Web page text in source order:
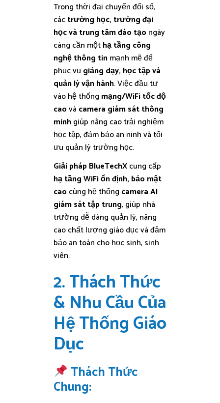
Trong thời đại chuyển đổi số,
cáctrường học, trường đại
học và trung tâm đào tạo ngày
càng cần mộthạ tầng công
nghệ thông tinmạnh mẽ để
phục vụ giảng dạy, học tập và
quản lý vận hành. Việc đầu tư
vào hệ thống mạng/WiFi tốc độ
caovà camera giám sát thông
minhgiúp nâng cao trải nghiệm
học tập, đảm bảo an ninh và tối
ưu quản lý trường học.
Giải pháp BlueTechXcung cấp
hạ tầng WiFi ổn định, bảo mật
cao cùng hệ thống camera AI
giám sát tập trung, giúp nhà
trường dễ dàng quản lý, nâng
cao chất lượng giáo dục và đảm
bảo an toàn cho học sinh, sinh
viên.
2. Thách Thức
& Nhu Cầu Của
Hệ Thống Giáo
Dục
Thách Thức
Chung: